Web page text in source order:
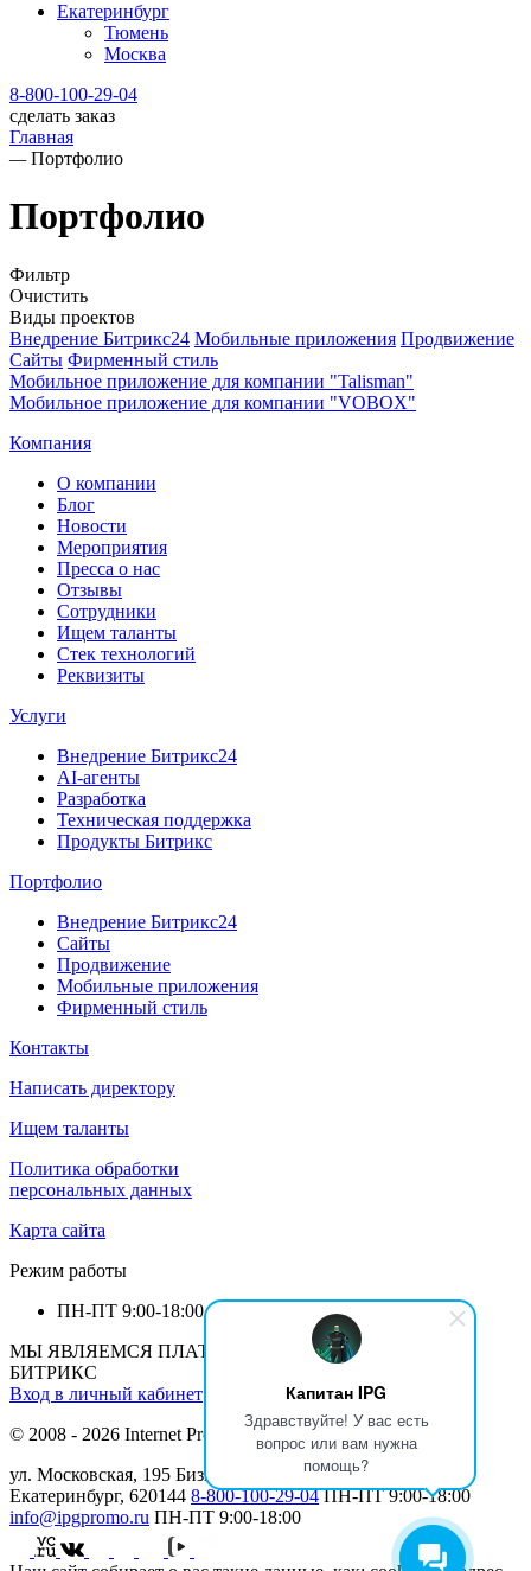
Капитан IPG
Здравствуйте! У вас есть
вопрос или вам нужна
помощь?
Екатеринбург
Тюмень
Москва
8-800-100-29-04
сделать заказ
Главная
— Портфолио
Портфолио
Фильтр
Очистить
Виды проектов
Внедрение Битрикс24 Мобильные приложения Продвижение
Сайты Фирменный стиль
Мобильное приложение для компании "Talisman"
Мобильное приложение для компании "VOBOX"
Компания
О компании
Блог
Новости
Мероприятия
Пресса о нас
Отзывы
Сотрудники
Ищем таланты
Стек технологий
Реквизиты
Услуги
Внедрение Битрикс24
AI-агенты
Разработка
Техническая поддержка
Продукты Битрикс
Портфолио
Внедрение Битрикс24
Сайты
Продвижение
Мобильные приложения
Фирменный стиль
Контакты
Написать директору
Ищем таланты
Политика обработки
персональных данных
Карта сайта
Режим работы
ПН-ПТ 9:00-18:00
МЫ ЯВЛЯЕМСЯ ПЛАТИНОВЫМ ПАРТНЕРОМ 1С-
БИТРИКС
Вход в личный кабинет
© 2008 - 2026 Internet Production Group (
ул. Московская, 195 Бизнеc Центр МАН, 12 этаж г.
Екатеринбург, 620144 8-800-100-29-04 ПН-ПТ 9:00-18:00
info@ipgpromo.ru ПН-ПТ 9:00-18:00